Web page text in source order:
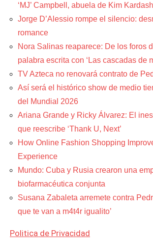
‘MJ’ Campbell, abuela de Kim
Jorge D’Alessio rompe el silencio:
romance
Nora Salinas reaparece: De los foros
palabra escrita con ‘Las cascadas de
TV Azteca no renovará contrato de
Así será el histórico show de medio
del Mundial 2026
Ariana Grande y Ricky Álvarez: El
que reescribe ‘Thank U, Next’
How Online Fashion Shopping
Experience
Mundo: Cuba y Rusia crearon una
biofarmacéutica conjunta
Susana Zabaleta arremete contra
que te van a m4t4r igualito’
Politica de Privacidad